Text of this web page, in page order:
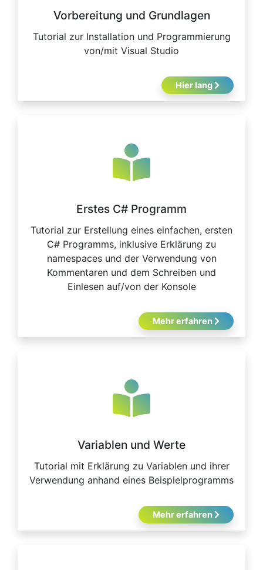
Vorbereitung und Grundlagen
Tutorial zur Installation und Programmierung
von/mit Visual Studio
Hier lang
Erstes C# Programm
Tutorial zur Erstellung eines einfachen, ersten
C# Programms, inklusive Erklärung zu
namespaces und der Verwendung von
Kommentaren und dem Schreiben und
Einlesen auf/von der Konsole
Mehr erfahren
Variablen und Werte
Tutorial mit Erklärung zu Variablen und ihrer
Verwendung anhand eines Beispielprogramms
Mehr erfahren